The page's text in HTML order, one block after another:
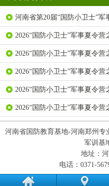
河南省第20届“国防小卫士”军
2026“国防小卫士”军事夏令营
2026“国防小卫士”军事夏令营
2026“国防小卫士”军事夏令营
2026“国防小卫士”军事夏令营
2026“国防小卫士”军事夏令营
河南省国防教育基地-河南郑州
军训基
地址：
电话：0371-